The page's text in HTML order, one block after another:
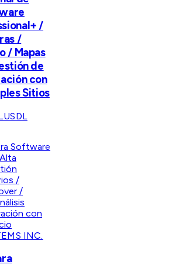
/
/
/ Mapas
de
con
Sitios
INC.